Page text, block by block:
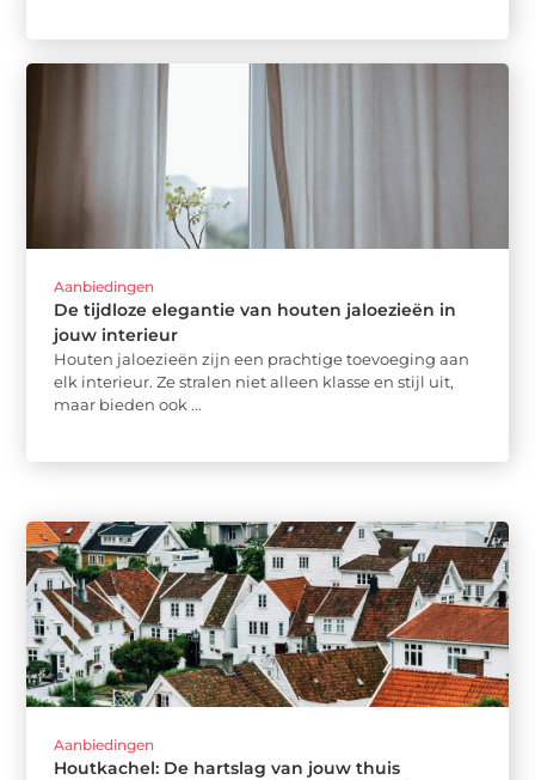
Aanbiedingen
De tijdloze elegantie van houten jaloezieën in
jouw interieur
Houten jaloezieën zijn een prachtige toevoeging aan
elk interieur. Ze stralen niet alleen klasse en stijl uit,
maar bieden ook ...
Aanbiedingen
Houtkachel: De hartslag van jouw thuis